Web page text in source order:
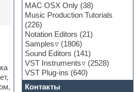
MAC OSX Only (38)
Music Production Tutorials
(226)
Notation Editors (21)
Samples
(1806)
Sound Editors (141)
VST Instruments
(2528)
VST Plug-ins (640)
Контакты